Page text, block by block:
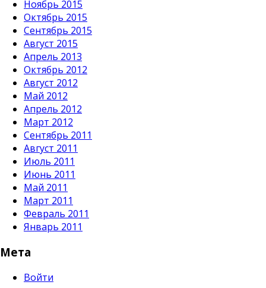
Ноябрь 2015
Октябрь 2015
Сентябрь 2015
Август 2015
Апрель 2013
Октябрь 2012
Август 2012
Май 2012
Апрель 2012
Март 2012
Сентябрь 2011
Август 2011
Июль 2011
Июнь 2011
Май 2011
Март 2011
Февраль 2011
Январь 2011
Мета
Войти